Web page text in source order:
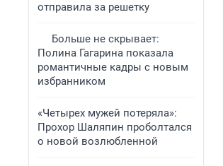
отправила за решетку
Больше не скрывает:
Полина Гагарина показала
романтичные кадры с новым
избранником
«Четырех мужей потеряла»:
Прохор Шаляпин проболтался
о новой возлюбленной